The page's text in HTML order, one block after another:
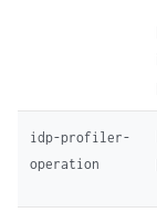
idp-profiler-
operation